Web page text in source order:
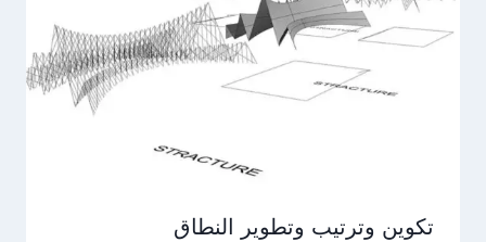
تكوين وترتيب وتطوير النطاق